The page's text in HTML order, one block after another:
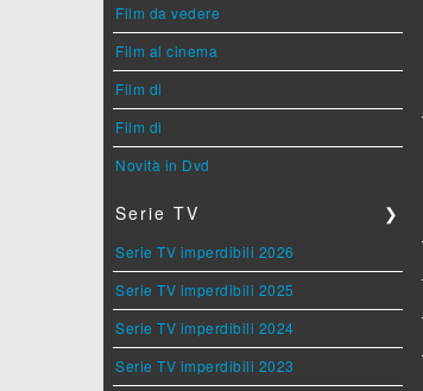
Film da vedere
Film al cinema
Film di
Film di
Novità in Dvd
Serie TV ❯
Serie TV imperdibili 2026
Serie TV imperdibili 2025
Serie TV imperdibili 2024
Serie TV imperdibili 2023